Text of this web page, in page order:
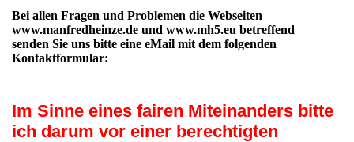
Bei allen Fragen und Problemen die Webseiten
www.manfredheinze.de und www.mh5.eu betreffend
senden Sie uns bitte eine eMail mit dem folgenden
Kontaktformular:
Im Sinne eines fairen Miteinanders bitte
ich darum vor einer berechtigten